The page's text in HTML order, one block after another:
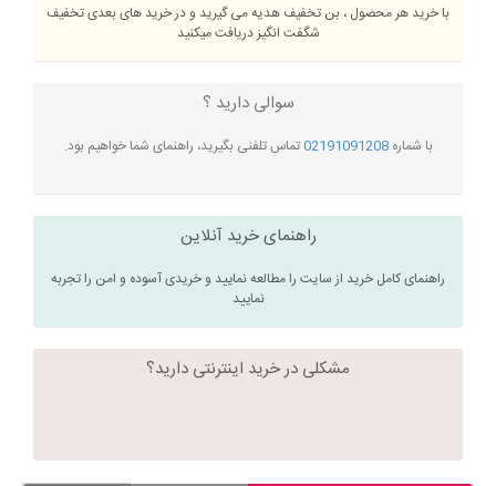
با خرید هر محصول ، بن تخفیف هدیه می گیرید و در خرید های بعدی تخفیف
شگفت انگیز دریافت میکنید
سوالی دارید ؟
با شماره02191091208تماس تلفنی بگیرید، راهنمای شما خواهیم بود.
راهنمای خرید آنلاین
راهنمای کامل خرید از سایت را مطالعه نمایید و خریدی آسوده و امن را تجربه
نمایید
مشکلی در خرید اینترنتی دارید؟